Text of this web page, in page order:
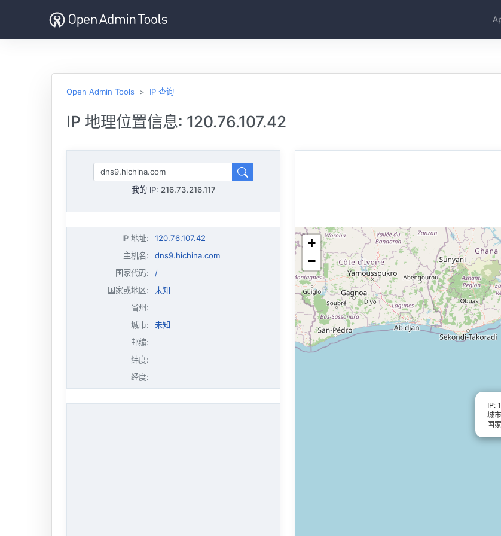
Open Admin Tools IP 查询
IP 地理位置信息: 120.76.107.42
我的 IP: 216.73.216.117
IP 地址:
120.76.107.42
主机名:
dns9.hichina.com
国家代码:
/
国家或地区:
未知
省州:
城市:
未知
邮编:
纬度:
经度:
IP:
城
国
+
−